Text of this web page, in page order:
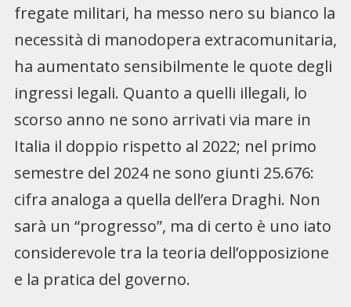
fregate militari, ha messo nero su bianco la
necessità di manodopera extracomunitaria,
ha aumentato sensibilmente le quote degli
ingressi legali. Quanto a quelli illegali, lo
scorso anno ne sono arrivati via mare in
Italia il doppio rispetto al 2022; nel primo
semestre del 2024 ne sono giunti 25.676:
cifra analoga a quella dell’era Draghi. Non
sarà un “progresso”, ma di certo è uno iato
considerevole tra la teoria dell’opposizione
e la pratica del governo.